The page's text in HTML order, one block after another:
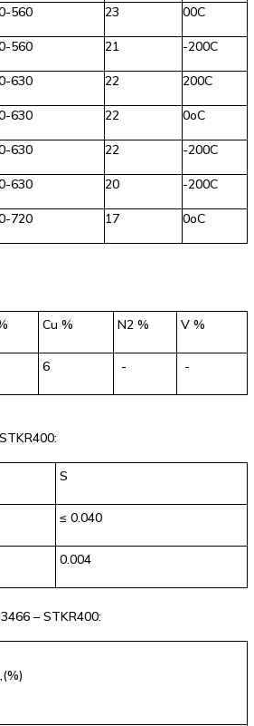
560 23 00C
560 21 -200C
630 22 200C
630 22 0oC
630 22 -200C
630 20 -200C
720 17 0oC
Cu % N2 % V %
6 - -
S
≤ 0.040
0.004
– STKR400: